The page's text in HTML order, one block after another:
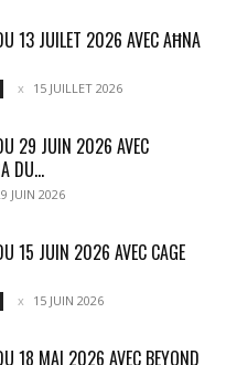
13 JUILET 2026 AVEC AĦNA
15 JUILLET 2026
29 JUIN 2026 AVEC
DU...
JUIN 2026
15 JUIN 2026 AVEC CAGE
15 JUIN 2026
18 MAI 2026 AVEC BEYOND